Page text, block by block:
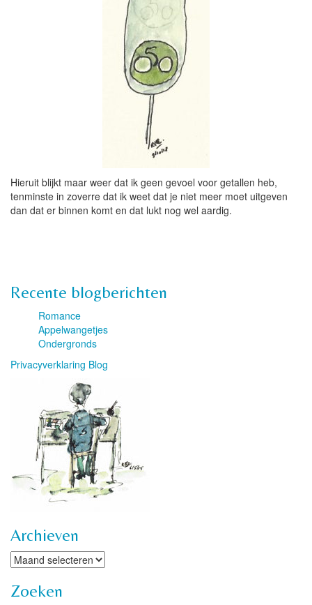
Hieruit blijkt maar weer dat ik geen gevoel voor getallen heb,
tenminste in zoverre dat ik weet dat je niet meer moet uitgeven
dan dat er binnen komt en dat lukt nog wel aardig.
Recente blogberichten
Romance
Appelwangetjes
Ondergronds
Privacyverklaring Blog
Archieven
Archieven
Zoeken